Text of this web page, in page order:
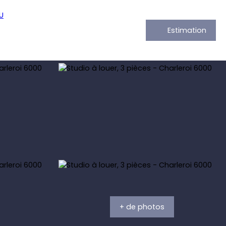
Estimation
+ de photos